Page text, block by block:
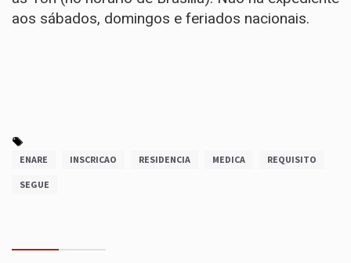
aos sábados, domingos e feriados nacionais.
ENARE INSCRICAO RESIDENCIA MEDICA REQUISITO
SEGUE